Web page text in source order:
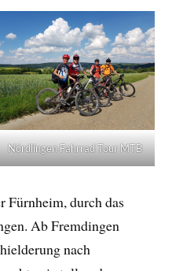
Nördlingen Fahrrad Tour MTB
Fürnheim, durch das
Ab Fremdingen
nach